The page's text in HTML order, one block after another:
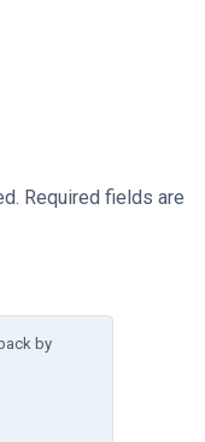
Required fields are